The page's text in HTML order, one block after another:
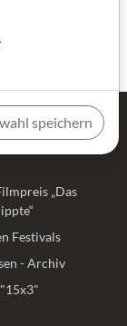
„Das
Festivals
- Archiv
speichern